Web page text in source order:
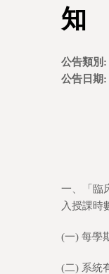
知
公告類別:
公告日期:
一、「臨
入授課時
(一) 每學
(二) 系統